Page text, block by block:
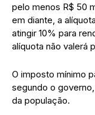
pelo menos R$ 50
em diante, a
atingir 10% para
alíquota não valerá
O imposto mínimo
segundo o
da população.